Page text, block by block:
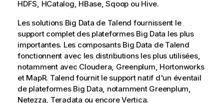
HDFS, HCatalog, HBase, Sqoop ou Hive.
Les solutions Big Data de Talend fournissent le
support complet des plateformes Big Data les plus
importantes. Les composants Big Data de Talend
fonctionnent avec les distributions les plus utilisées,
notamment avec Cloudera, Greenplum, Hortonworks
et MapR. Talend fournit le support natif d'un éventail
de plateformes Big Data, notamment Greenplum,
Netezza, Teradata ou encore Vertica.